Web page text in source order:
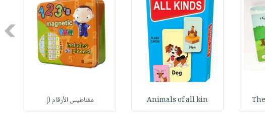
Animals of all kin مغناطيس الأرقام (إ